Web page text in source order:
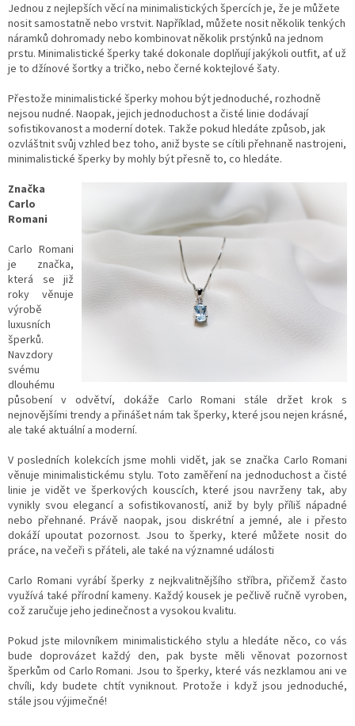
Jednou z nejlepších věcí na minimalistických špercích je, že je můžete
nosit samostatně nebo vrstvit. Například, můžete nosit několik tenkých
náramků dohromady nebo kombinovat několik prstýnků na jednom
prstu. Minimalistické šperky také dokonale doplňují jakýkoli outfit, ať už
je to džínové šortky a tričko, nebo černé koktejlové šaty.
Přestože minimalistické šperky mohou být jednoduché, rozhodně
nejsou nudné. Naopak, jejich jednoduchost a čisté linie dodávají
sofistikovanost a moderní dotek. Takže pokud hledáte způsob, jak
ozvláštnit svůj vzhled bez toho, aniž byste se cítili přehnaně nastrojeni,
minimalistické šperky by mohly být přesně to, co hledáte.
Značka
Carlo
Romani
Carlo Romani
je značka,
která se již
roky věnuje
výrobě
luxusních
šperků.
Navzdory
svému
dlouhému
působení v odvětví, dokáže Carlo Romani stále držet krok s
nejnovějšími trendy a přinášet nám tak šperky, které jsou nejen krásné,
ale také aktuální a moderní.
V posledních kolekcích jsme mohli vidět, jak se značka Carlo Romani
věnuje minimalistickému stylu. Toto zaměření na jednoduchost a čisté
linie je vidět ve šperkových kouscích, které jsou navrženy tak, aby
vynikly svou elegancí a sofistikovaností, aniž by byly příliš nápadné
nebo přehnané. Právě naopak, jsou diskrétní a jemné, ale i přesto
dokáží upoutat pozornost. Jsou to šperky, které můžete nosit do
práce, na večeři s přáteli, ale také na významné události
Carlo Romani vyrábí šperky z nejkvalitnějšího stříbra, přičemž často
využívá také přírodní kameny. Každý kousek je pečlivě ručně vyroben,
což zaručuje jeho jedinečnost a vysokou kvalitu.
Pokud jste milovníkem minimalistického stylu a hledáte něco, co vás
bude doprovázet každý den, pak byste měli věnovat pozornost
šperkům od Carlo Romani. Jsou to šperky, které vás nezklamou ani ve
chvíli, kdy budete chtít vyniknout. Protože i když jsou jednoduché,
stále jsou výjimečné!